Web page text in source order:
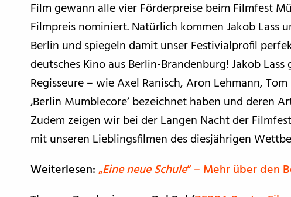
Film gewann alle vier Förderpreise beim Filmfest
Filmpreis nominiert. Natürlich kommen Jakob Lass
Berlin und spiegeln damit unser Festivialprofil
deutsches Kino aus Berlin-Brandenburg! Jakob
Regisseure – wie Axel Ranisch, Aron Lehmann,
‚Berlin Mumblecore‘ bezeichnet haben und deren
Zudem zeigen wir bei der Langen Nacht der
mit unseren Lieblingsfilmen des diesjährigen
Weiterlesen:„Eine neue Schule“ – Mehr über den